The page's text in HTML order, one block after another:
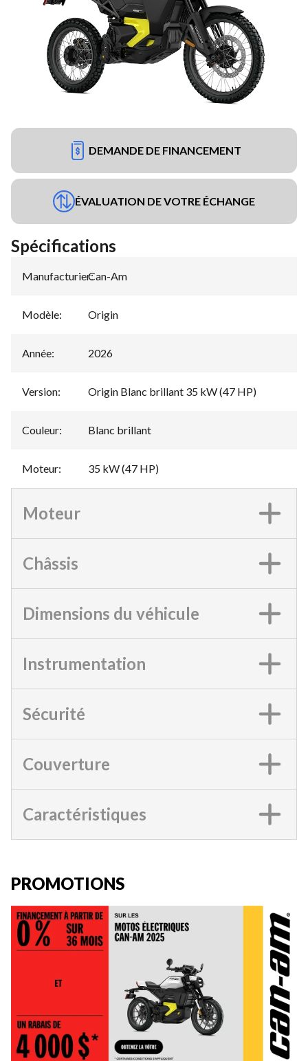
DEMANDE DE FINANCEMENT
ÉVALUATION DE VOTRE ÉCHANGE
Spécifications
Manufacturier:
Can-Am
Modèle: Origin
Année: 2026
Version: Origin Blanc brillant 35 kW (47 HP)
Couleur: Blanc brillant
Moteur: 35 kW (47 HP)
Moteur
Châssis
Dimensions du véhicule
Instrumentation
Sécurité
Couverture
Caractéristiques
PROMOTIONS